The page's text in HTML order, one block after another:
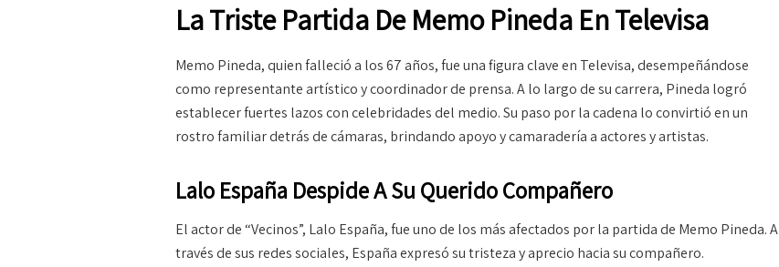
La Triste Partida De Memo Pineda En Televisa
Memo Pineda, quien falleció a los 67 años, fue una figura clave en Televisa, desempeñándose
como representante artístico y coordinador de prensa. A lo largo de su carrera, Pineda logró
establecer fuertes lazos con celebridades del medio. Su paso por la cadena lo convirtió en un
rostro familiar detrás de cámaras, brindando apoyo y camaradería a actores y artistas.
Lalo España Despide A Su Querido Compañero
El actor de “Vecinos”, Lalo España, fue uno de los más afectados por la partida de Memo Pineda. A
través de sus redes sociales, España expresó su tristeza y aprecio hacia su compañero.